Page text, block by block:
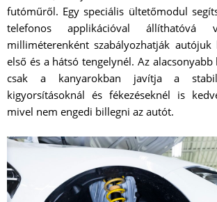
futóműről. Egy speciális ültetőmodul
telefonos applikációval
milliméterenként szabályozhatják autójuk
első és a hátsó tengelynél. Az alacsonyabb
csak a kanyarokban javítja a
kigyorsításoknál és fékezéseknél is
mivel nem engedi billegni az autót.